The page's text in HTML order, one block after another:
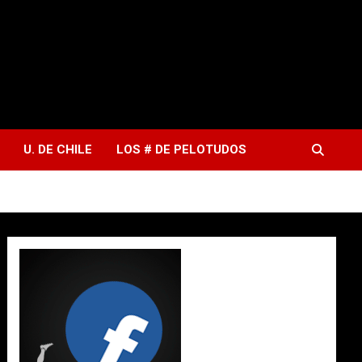
U. DE CHILE LOS # DE PELOTUDOS